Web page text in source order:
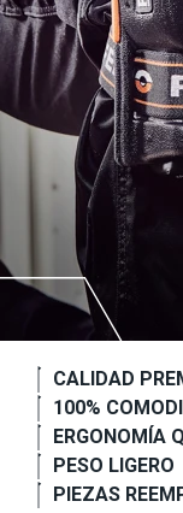
CALIDAD
100%
ERGONOMÍA
PESO LIGERO
PIEZAS